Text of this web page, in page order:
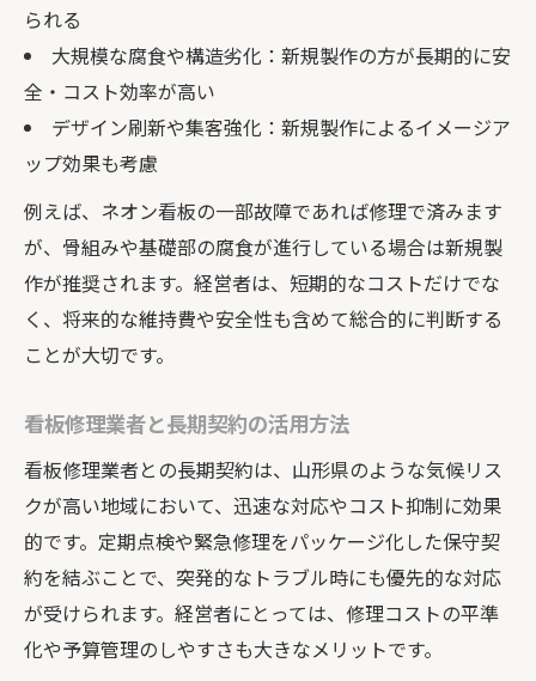
られる
大規模な腐食や構造劣化：新規製作の方が長期的に安
全・コスト効率が高い
デザイン刷新や集客強化：新規製作によるイメージア
ップ効果も考慮
例えば、ネオン看板の一部故障であれば修理で済みます
が、骨組みや基礎部の腐食が進行している場合は新規製
作が推奨されます。経営者は、短期的なコストだけでな
く、将来的な維持費や安全性も含めて総合的に判断する
ことが大切です。
看板修理業者と長期契約の活用方法
看板修理業者との長期契約は、山形県のような気候リス
クが高い地域において、迅速な対応やコスト抑制に効果
的です。定期点検や緊急修理をパッケージ化した保守契
約を結ぶことで、突発的なトラブル時にも優先的な対応
が受けられます。経営者にとっては、修理コストの平準
化や予算管理のしやすさも大きなメリットです。